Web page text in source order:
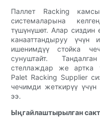
Паллет Racking
системаларына
түшүнүшөт. Алар
канааттандыруу
ишенимдүү стойка
сунуштайт.
стеллаждар же артка
Palet Racking Supplier
чечимди жеткирүү
ээ.
Ыңгайлаштырылган